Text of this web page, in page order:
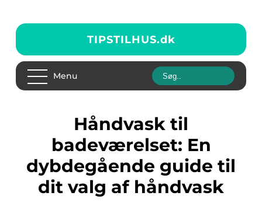
TIPSTILHUS.dk
Menu
Håndvask til
badeværelset: En
dybdegående guide til
dit valg af håndvask